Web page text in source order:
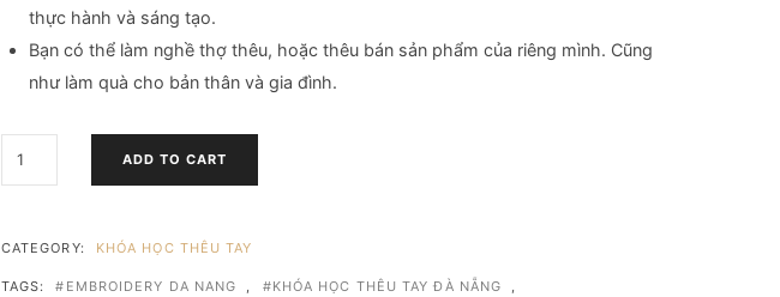
thực hành và sáng tạo.
Bạn có thể làm nghề thợ thêu, hoặc thêu bán sản phẩm của riêng mình. Cũng
như làm quà cho bản thân và gia đình.
HỌC
ĐÀ
QUANTITY
ADD TO CART
CATEGORY: KHÓA HỌC THÊU TAY
TAGS: EMBROIDERY DA NANG , KHÓA HỌC THÊU TAY ĐÀ NẴNG
,